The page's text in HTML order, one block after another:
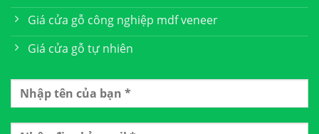
Giá cửa gỗ công nghiệp mdf veneer
Giá cửa gỗ tự nhiên